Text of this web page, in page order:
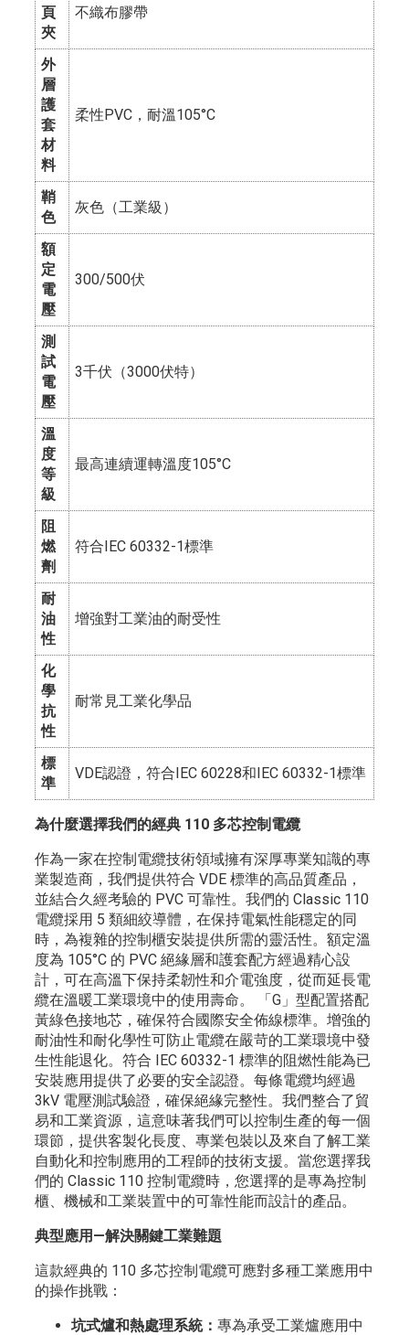
頁
夾
不織布膠帶
外
層
護
套
材
料
柔性PVC，耐溫105°C
鞘
色
灰色（工業級）
額
定
電
壓
300/500伏
測
試
電
壓
3千伏（3000伏特）
溫
度
等
級
最高連續運轉溫度105°C
阻
燃
劑
符合IEC 60332-1標準
耐
油
性
增強對工業油的耐受性
化
學
抗
性
耐常見工業化學品
標
準
VDE認證，符合IEC 60228和IEC 60332-1標準
為什麼選擇我們的經典 110 多芯控制電纜
作為一家在控制電纜技術領域擁有深厚專業知識的專
業製造商，我們提供符合 VDE 標準的高品質產品，
並結合久經考驗的 PVC 可靠性。我們的 Classic 110
電纜採用 5 類細絞導體，在保持電氣性能穩定的同
時，為複雜的控制櫃安裝提供所需的靈活性。額定溫
度為 105°C 的 PVC 絕緣層和護套配方經過精心設
計，可在高溫下保持柔韌性和介電強度，從而延長電
纜在溫暖工業環境中的使用壽命。 「G」型配置搭配
黃綠色接地芯，確保符合國際安全佈線標準。增強的
耐油性和耐化學性可防止電纜在嚴苛的工業環境中發
生性能退化。符合 IEC 60332-1 標準的阻燃性能為已
安裝應用提供了必要的安全認證。每條電纜均經過
3kV 電壓測試驗證，確保絕緣完整性。我們整合了貿
易和工業資源，這意味著我們可以控制生產的每一個
環節，提供客製化長度、專業包裝以及來自了解工業
自動化和控制應用的工程師的技術支援。當您選擇我
們的 Classic 110 控制電纜時，您選擇的是專為控制
櫃、機械和工業裝置中的可靠性能而設計的產品。
典型應用—解決關鍵工業難題
這款經典的 110 多芯控制電纜可應對多種工業應用中
的操作挑戰：
坑式爐和熱處理系統： 專為承受工業爐應用中